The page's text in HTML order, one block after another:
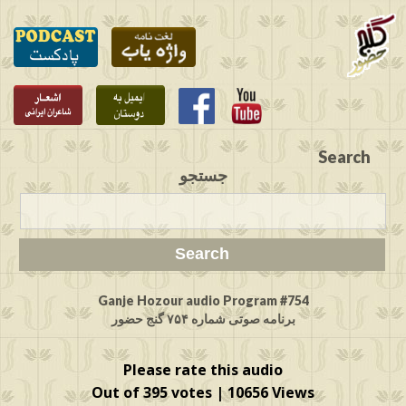
Search
جستجو
Ganje Hozour audio Program #754
برنامه صوتی شماره ۷۵۴ گنج حضور
Please rate this audio
Out of 395 votes | 10656 Views